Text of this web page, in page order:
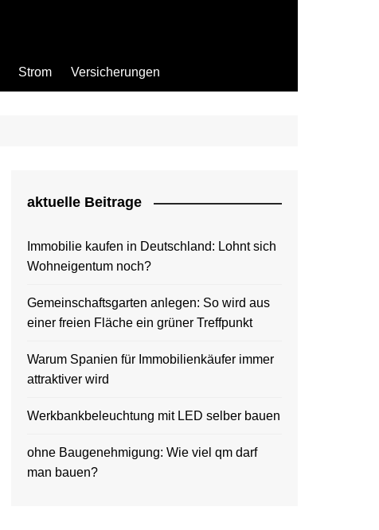
Strom Versicherungen
aktuelle Beitrage
Immobilie kaufen in Deutschland: Lohnt sich
Wohneigentum noch?
Gemeinschaftsgarten anlegen: So wird aus
einer freien Fläche ein grüner Treffpunkt
Warum Spanien für Immobilienkäufer immer
attraktiver wird
Werkbankbeleuchtung mit LED selber bauen
ohne Baugenehmigung: Wie viel qm darf
man bauen?